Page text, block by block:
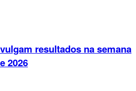
resultados na semana
2026